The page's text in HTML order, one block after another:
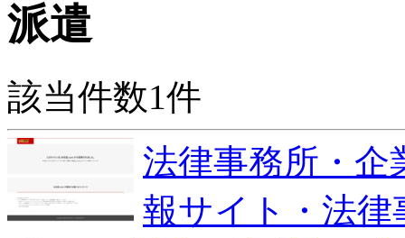
派遣
該当件数1件
法律事務所・企
報サイト・法律